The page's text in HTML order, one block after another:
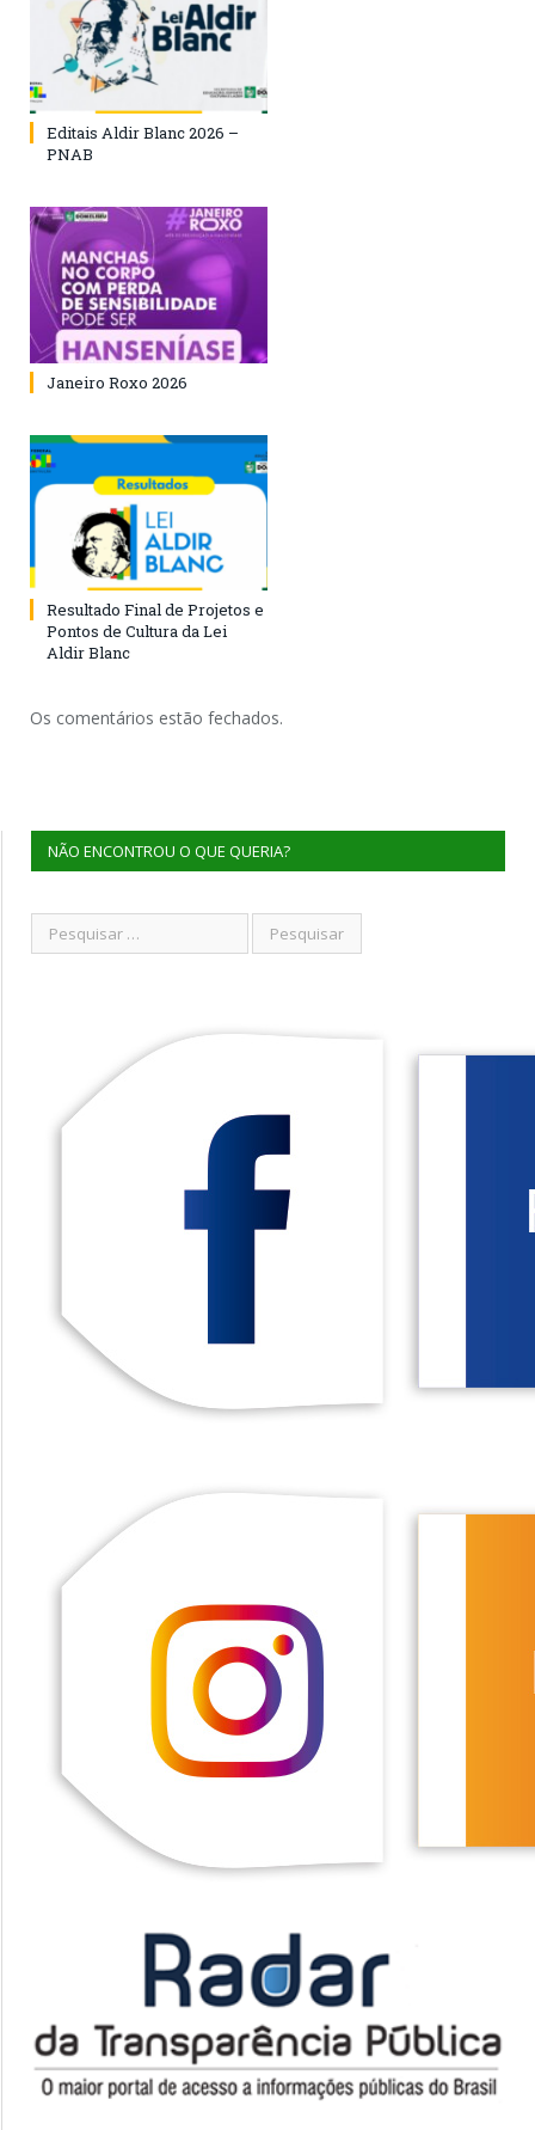
Editais Aldir Blanc 2026 –
PNAB
Janeiro Roxo 2026
Resultado Final de Projetos e
Pontos de Cultura da Lei
Aldir Blanc
Os comentários estão fechados.
NÃO ENCONTROU O QUE QUERIA?